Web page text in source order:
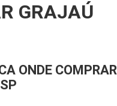
GRAJAÚ
ONDE COMPRAR